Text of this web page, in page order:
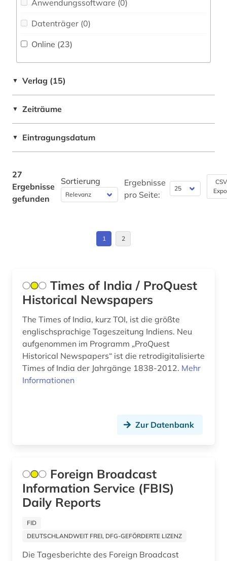
sanskrit (1)
supreme court (1)
supreme court of india (1)
theater (1)
tibet (1)
usa (1)
vertriebener (1)
virtuelle fachbibliothek (1)
zeitungsarchiv (1)
zentralasien (1)
Europa (1)
Japan (2)
Korea (2)
Osteuropa (4)
Schweiz (1)
Anwendungssoftware (0)
Datenträger (0)
Online (23)
▼ Verlag (15)
▼ Zeiträume
▼ Eintragungsdatum
27
Ergebnisse
gefunden
Sortierung
Ergebnisse
pro Seite:
1 2
Times of India / ProQuest
Historical Newspapers
The Times of India, kurz TOI, ist die größte
englischsprachige Tageszeitung Indiens. Neu
aufgenommen im Programm „ProQuest
Historical Newspapers“ ist die retrodigitalisierte
Times of India der Jahrgänge 1838-2012. Mehr
Informationen
Zur Datenbank
Foreign Broadcast
Information Service (FBIS)
Daily Reports
FID
DEUTSCHLANDWEIT FREI, DFG-GEFÖRDERTE LIZENZ
Die Tagesberichte des Foreign Broadcast